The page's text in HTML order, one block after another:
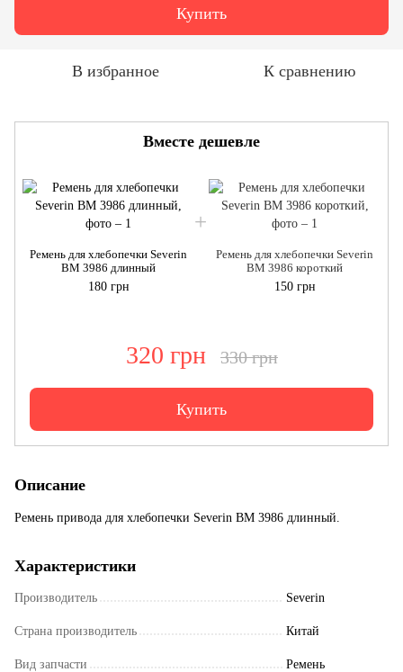
Купить
В избранное К сравнению
Вместе дешевле
Ремень для хлебопечки Severin
BM 3986 длинный
180 грн
Ремень для хлебопечки Severin
BM 3986 короткий
150 грн
320 грн 330 грн
Купить
Описание
Ремень привода для хлебопечки Severin BM 3986 длинный.
Характеристики
Производитель Severin
Страна производитель Китай
Вид запчасти Ремень